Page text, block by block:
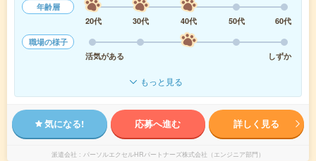
年齢層
20代
30代 40代 50代
60代
職場の様子
活気がある
しずか
もっと見る
気になる! 応募へ進む 詳しく見る
派遣会社 パーソルエクセルHRパートナーズ株式会社（エンジニア部門）